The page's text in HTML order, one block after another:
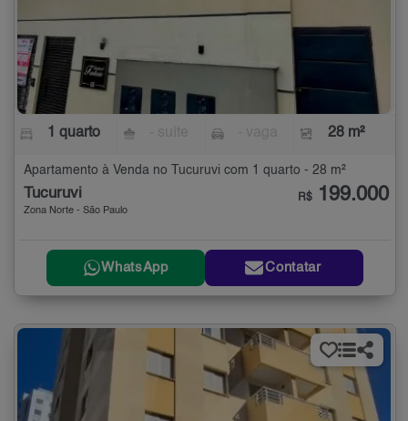
1 quarto 28 m²
Apartamento à Venda no Tucuruvi com 1 quarto - 28 m²
Tucuruvi
Zona Norte - São Paulo
R$ 199.000
WhatsApp Contatar